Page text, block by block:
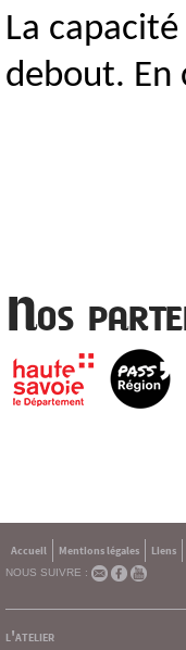
La
debout. En
Nos
Accueil Mentions légales
Liens
NOUS SUIVRE :
l'atelier